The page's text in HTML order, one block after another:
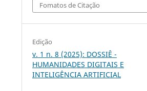
Fomatos de Citação
Edição
v. 1 n. 8 (2025): DOSSIÊ -
HUMANIDADES DIGITAIS E
INTELIGÊNCIA ARTIFICIAL